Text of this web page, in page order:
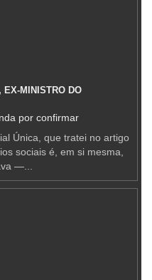
EX-MINISTRO DO
por confirmar
Única, que tratei no artigo
sociais é, em si mesma,
—...